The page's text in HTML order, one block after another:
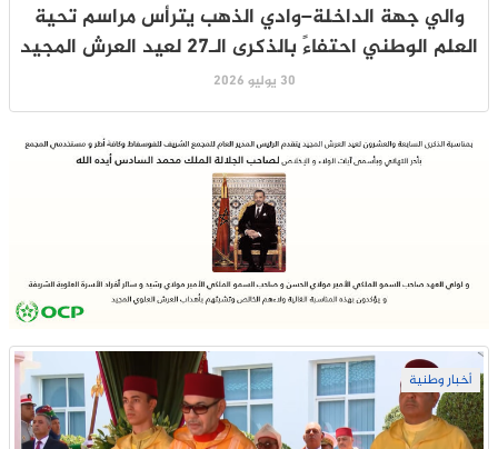
والي جهة الداخلة–وادي الذهب يترأس مراسم تحية
العلم الوطني احتفاءً بالذكرى الـ27 لعيد العرش المجيد
30 يوليو 2026
أخبار وطنية